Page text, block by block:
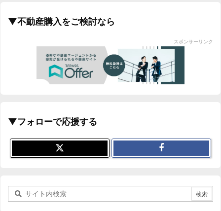
▼不動産購入をご検討なら
スポンサーリンク
▼フォローで応援する